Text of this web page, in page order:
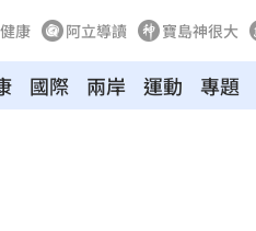
康 阿立導讀 寶島神很大
國際 兩岸 運動 專題